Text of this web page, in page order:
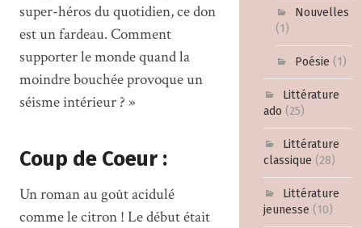
Nouvelles
(1)
Poésie (1)
Littérature
ado (25)
Littérature
classique (28)
Littérature
jeunesse (10)
super-héros du quotidien, ce don
est un fardeau. Comment
supporter le monde quand la
moindre bouchée provoque un
séisme intérieur ? »
Coup de Coeur :
Un roman au goût acidulé
comme le citron ! Le début était